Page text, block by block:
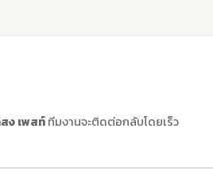
ง เพสท์ทีมงานจะติดต่อกลับโดยเร็ว